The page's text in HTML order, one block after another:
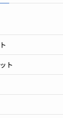
ト